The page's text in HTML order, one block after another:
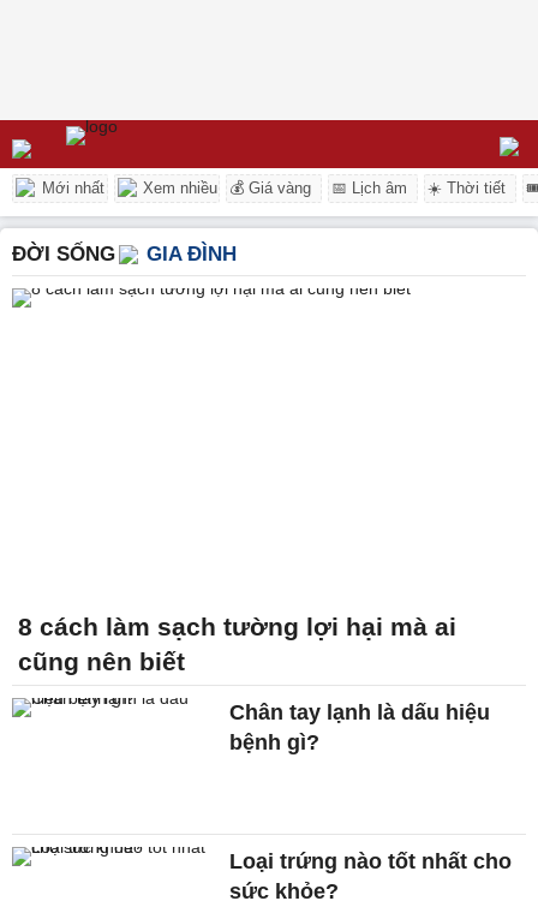
Mới nhất Xem nhiều 💰 Giá vàng 📅 Lịch âm ☀️ Thời tiết
ĐỜI SỐNG GIA ĐÌNH
8 cách làm sạch tường lợi hại mà ai
cũng nên biết
Chân tay lạnh là dấu hiệu
bệnh gì?
Loại trứng nào tốt nhất cho
sức khỏe?